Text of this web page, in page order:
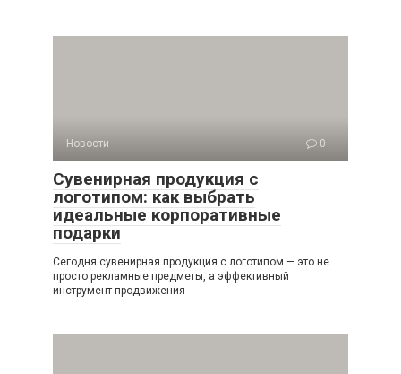
Новости 0
Сувенирная продукция с
логотипом: как выбрать
идеальные корпоративные
подарки
Сегодня сувенирная продукция с логотипом — это не
просто рекламные предметы, а эффективный
инструмент продвижения